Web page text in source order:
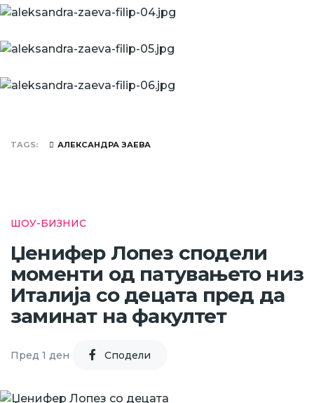
TAGS АЛЕКСАНДРА ЗАЕВА
ШОУ-БИЗНИС
Џенифер Лопез сподели
моменти од патувањето низ
Италија со децата пред да
заминат на факултет
Пред 1 ден Cподели